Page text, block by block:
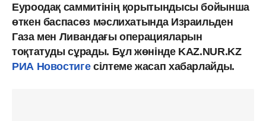
Еуроодақ саммитінің қорытындысы бойынша
өткен баспасөз мәслихатында Израильден
Газа мен Ливандағы операцияларын
тоқтатуды сұрады. Бұл жөнінде KAZ.NUR.KZ
РИА Новостигесілтеме жасап хабарлайды.